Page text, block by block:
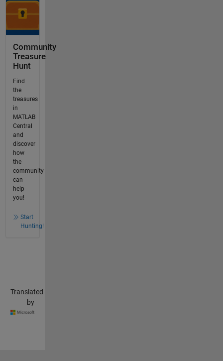
Community
Treasure
Hunt
Find
the
treasures
in
MATLAB
Central
and
discover
how
the
community
can
help
you!
Start
Hunting!
Translated
by